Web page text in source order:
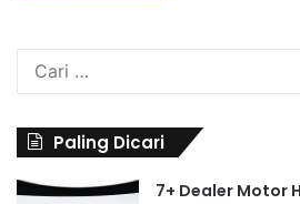
Paling Dicari
7+ Dealer Motor